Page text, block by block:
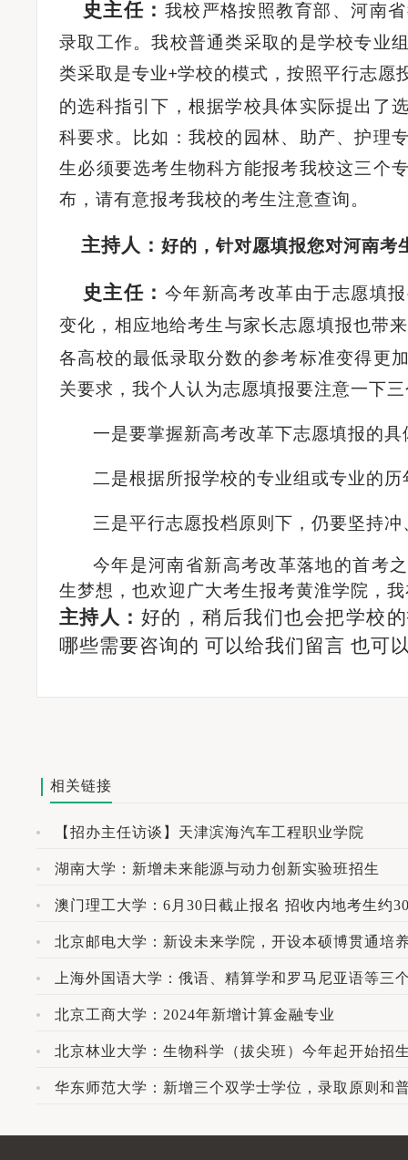
史主任 ： 我校严格按照教育部、河南
录取工作。我校普通类采取的是学校专业
类采取是专业+学校的模式，按照平行志愿
的选科指引下，根据学校具体实际提出了
科要求。比如：我校的园林、助产、护理
生必须要选考生物科方能报考我校这三个
布，请有意报考我校的考生注意查询。
主持人： 好的，针对愿填报您对河南考
史主任 ： 今年新高考改革由于志愿填
变化，相应地给考生与家长志愿填报也带
各高校的最低录取分数的参考标准变得更
关要求，我个人认为志愿填报要注意一下
一是要掌握新高考改革下志愿填报的
二是根据所报学校的专业组或专业的
三是平行志愿投档原则下，仍要坚持
今年是河南省新高考改革落地的首考
生梦想，也欢迎广大考生报考黄淮学院，
主持人： 好的，稍后我们也会把学校
哪些需要咨询的 可以给我们留言 也可
相关链接
【招办主任访谈】天津滨海汽车工程职业学院
湖南大学：新增未来能源与动力创新实验班招生
澳门理工大学：6月30日截止报名 招收内地考生约
北京邮电大学：新设未来学院，开设本硕博贯通培
上海外国语大学：俄语、精算学和罗马尼亚语等三
北京工商大学：2024年新增计算金融专业
北京林业大学：生物科学（拔尖班）今年起开始招
华东师范大学：新增三个双学士学位，录取原则和